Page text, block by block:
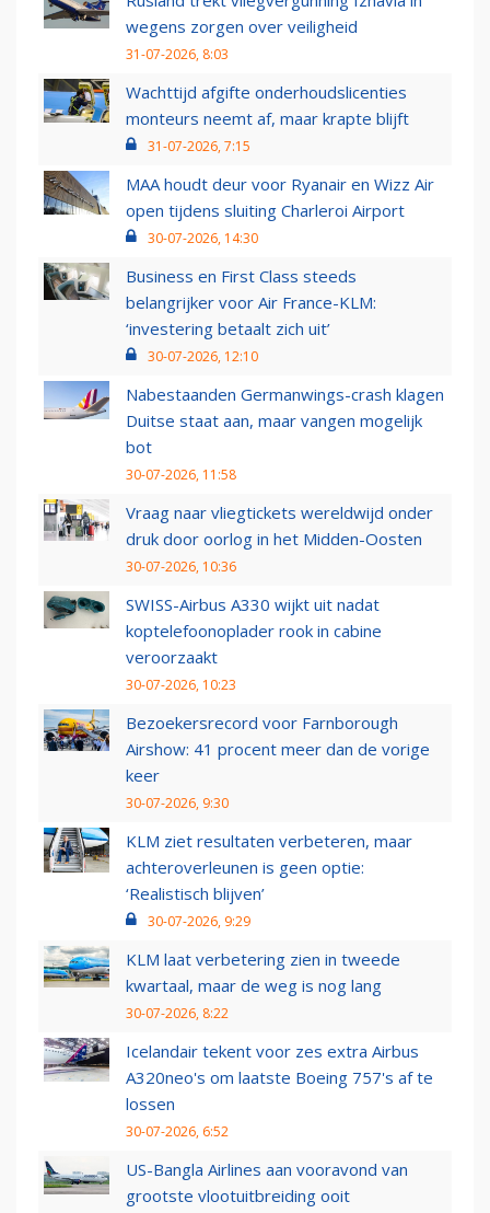
wegens zorgen over veiligheid
31-07-2026, 8:03
Wachttijd afgifte onderhoudslicenties
monteurs neemt af, maar krapte blijft
31-07-2026, 7:15
MAA houdt deur voor Ryanair en Wizz Air
open tijdens sluiting Charleroi Airport
30-07-2026, 14:30
Business en First Class steeds
belangrijker voor Air France-KLM:
‘investering betaalt zich uit’
30-07-2026, 12:10
Nabestaanden Germanwings-crash klagen
Duitse staat aan, maar vangen mogelijk
bot
30-07-2026, 11:58
Vraag naar vliegtickets wereldwijd onder
druk door oorlog in het Midden-Oosten
30-07-2026, 10:36
SWISS-Airbus A330 wijkt uit nadat
koptelefoonoplader rook in cabine
veroorzaakt
30-07-2026, 10:23
Bezoekersrecord voor Farnborough
Airshow: 41 procent meer dan de vorige
keer
30-07-2026, 9:30
KLM ziet resultaten verbeteren, maar
achteroverleunen is geen optie:
‘Realistisch blijven’
30-07-2026, 9:29
KLM laat verbetering zien in tweede
kwartaal, maar de weg is nog lang
30-07-2026, 8:22
Icelandair tekent voor zes extra Airbus
A320neo's om laatste Boeing 757's af te
lossen
30-07-2026, 6:52
US-Bangla Airlines aan vooravond van
grootste vlootuitbreiding ooit